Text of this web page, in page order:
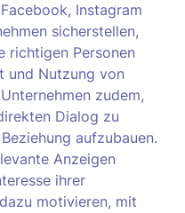
Instagram
sicherstellen,
richtigen Personen
und Nutzung von
zudem,
Dialog zu
aufzubauen.
Anzeigen
ihrer
motivieren, mit